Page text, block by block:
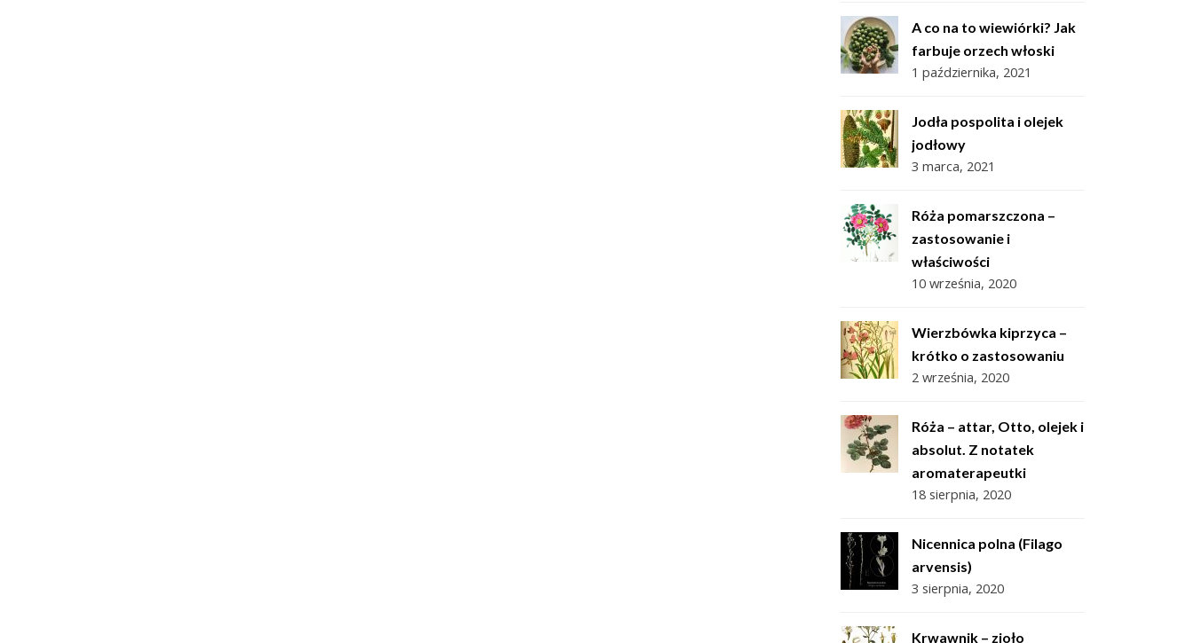
A co na to wiewiórki? Jak
farbuje orzech włoski
1 października, 2021
Jodła pospolita i olejek
jodłowy
3 marca, 2021
Róża pomarszczona –
zastosowanie i
właściwości
10 września, 2020
Wierzbówka kiprzyca –
krótko o zastosowaniu
2 września, 2020
Róża – attar, Otto, olejek i
absolut. Z notatek
aromaterapeutki
18 sierpnia, 2020
Nicennica polna (Filago
arvensis)
3 sierpnia, 2020
Krwawnik – zioło